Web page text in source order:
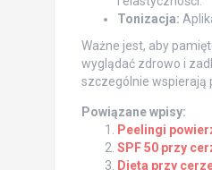
Tonizacja:
Ważne jest, aby
wyglądać zdrowo i
szczególnie wspierają
Powiązane wpisy:
Peelingi
SPF 50 przy
Dieta przy